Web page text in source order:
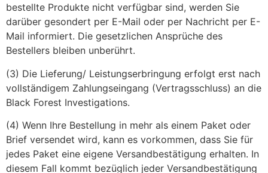
bestellte Produkte nicht verfügbar sind, werden Sie
darüber gesondert per E-Mail oder per Nachricht per E-
Mail informiert. Die gesetzlichen Ansprüche des
Bestellers bleiben unberührt.
(3) Die Lieferung/ Leistungserbringung erfolgt erst nach
vollständigem Zahlungseingang (Vertragsschluss) an die
Black Forest Investigations.
(4) Wenn Ihre Bestellung in mehr als einem Paket oder
Brief versendet wird, kann es vorkommen, dass Sie für
jedes Paket eine eigene Versandbestätigung erhalten. In
diesem Fall kommt bezüglich jeder Versandbestätigung